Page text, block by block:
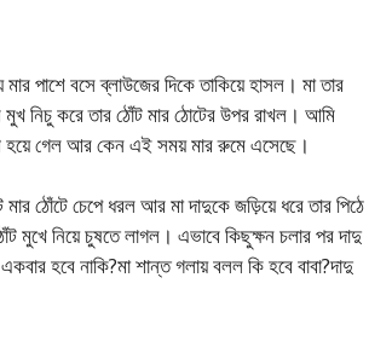
পাশে বসে ব্লাউজের দিকে তাকিয়ে হাসল। মা তার
নিচু করে তার ঠোঁট মার ঠোটের উপর রাখল। আমি
হয়ে গেল আর কেন এই সময় মার রুমে এসেছে।
ঠোঁটে চেপে ধরল আর মা দাদুকে জড়িয়ে ধরে তার পিঠে
মুখে নিয়ে চুষতে লাগল। এভাবে কিছুক্ষন চলার পর দাদু
হবে নাকি?মা শান্ত গলায় বলল কি হবে বাবা?দাদু